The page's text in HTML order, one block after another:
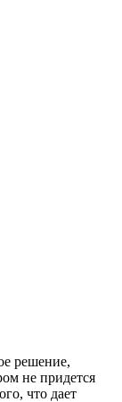
решение,
не придется
что дает